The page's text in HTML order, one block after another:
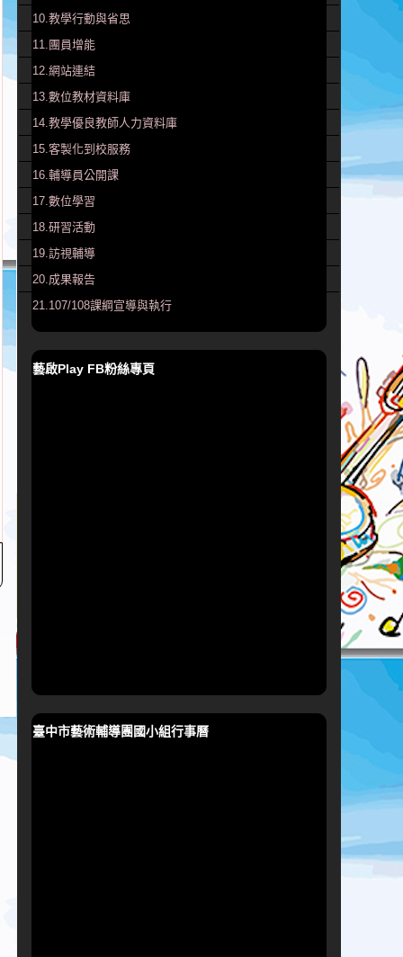
10.教學行動與省思
11.團員增能
12.網站連結
13.數位教材資料庫
14.教學優良教師人力資料庫
15.客製化到校服務
16.輔導員公開課
17.數位學習
18.研習活動
19.訪視輔導
20.成果報告
21.107/108課綱宣導與執行
藝啟Play FB粉絲專頁
臺中市藝術輔導團國小組行事曆